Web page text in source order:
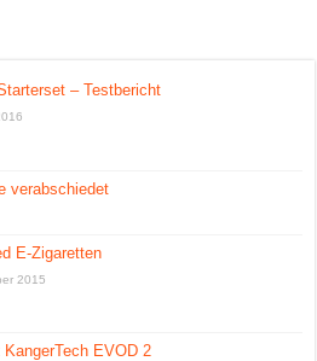
– Testbericht
verabschiedet
E-Zigaretten
2015
KangerTech EVOD 2